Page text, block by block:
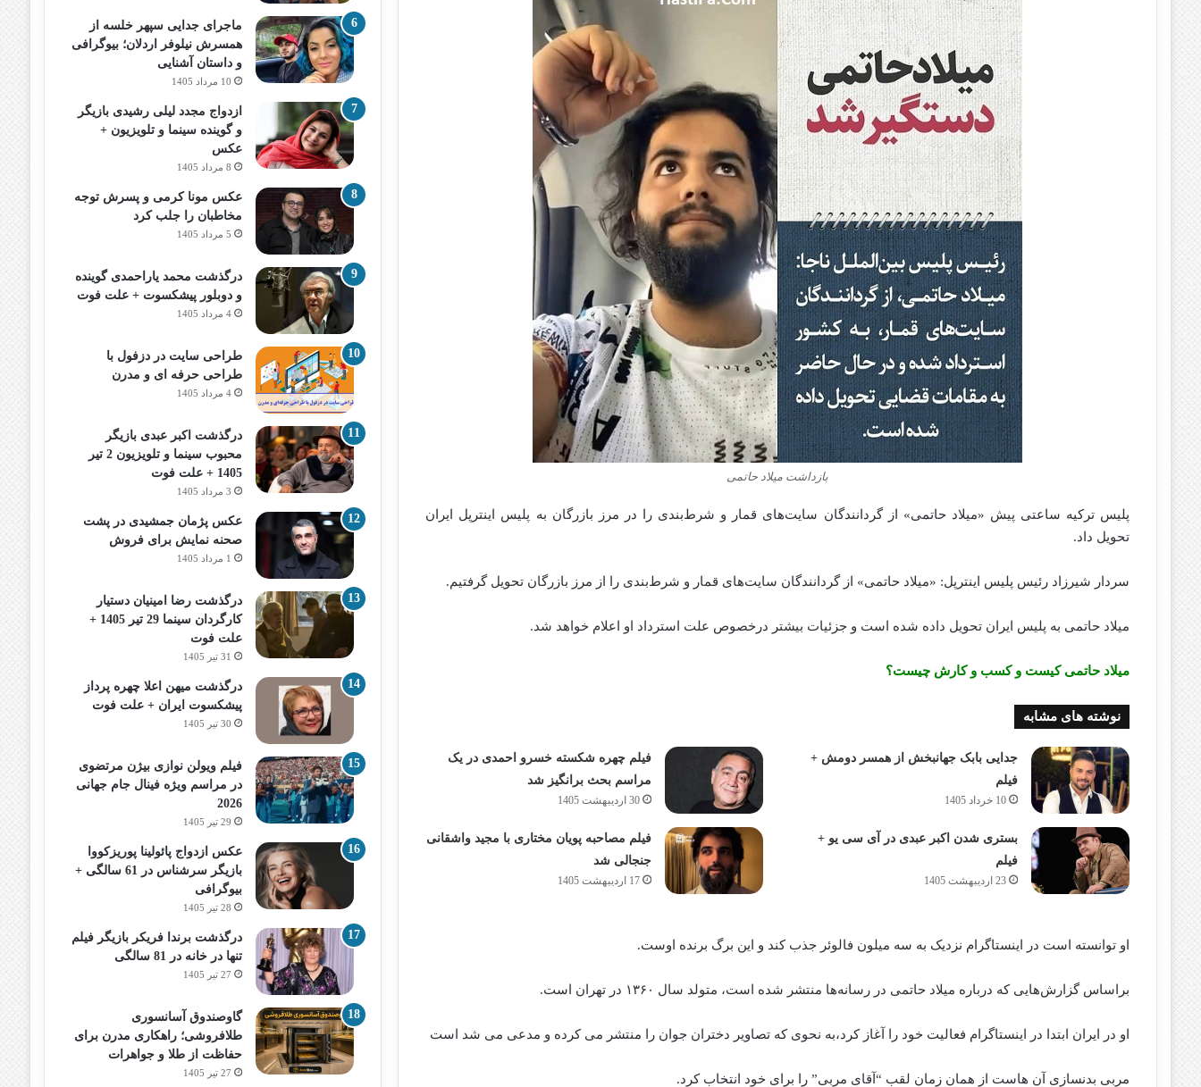
بازداشت میلاد حاتمی
پلیس ترکیه ساعتی پیش «میلاد حاتمی» از گردانندگان سایت‌های قمار و شرط‌بندی را در مرز بازرگان به پلیس اینترپل ایران
تحویل داد.
سردار شیرزاد رئیس پلیس اینترپل: «میلاد حاتمی» از گردانندگان سایت‌های قمار و شرط‌بندی را از مرز بازرگان تحویل گرفتیم.
میلاد حاتمی به پلیس ایران تحویل داده شده است و جزئیات بیشتر درخصوص علت استرداد او اعلام خواهد شد.
میلاد حاتمی کیست و کسب و کارش چیست؟
نوشته های مشابه
جدایی بابک جهانبخش از همسر دومش +
فیلم
10 خرداد 1405
فیلم چهره شکسته خسرو احمدی در یک
مراسم بحث برانگیز شد
30 اردیبهشت 1405
بستری شدن اکبر عبدی در آی سی یو +
فیلم
23 اردیبهشت 1405
فیلم مصاحبه پویان مختاری با مجید واشقانی
جنجالی شد
17 اردیبهشت 1405
او توانسته است در اینستاگرام نزدیک به سه میلون فالوئر جذب کند و این برگ برنده اوست.
براساس گزارش‌هایی که درباره میلاد حاتمی در رسانه‌ها منتشر شده است، متولد سال ۱۳۶۰ در تهران است.
او در ایران ابتدا در اینستاگرام فعالیت خود را آغاز کرد،به نحوی که تصاویر دختران جوان را منتشر می ‌کرده و مدعی می ‌شد است
مربی بدنسازی آن‌ هاست از همان زمان لقب “آقای مربی” را برای خود انتخاب کرد.
ماجرای جدایی سپهر خلسه از
همسرش نیلوفر اردلان؛ بیوگرافی
و داستان آشنایی
10 مرداد 1405
ازدواج مجدد لیلی رشیدی بازیگر
و گوینده سینما و تلویزیون +
عکس
8 مرداد 1405
عکس مونا کرمی و پسرش توجه
مخاطبان را جلب کرد
5 مرداد 1405
درگذشت محمد یاراحمدی گوینده
و دوبلور پیشکسوت + علت فوت
4 مرداد 1405
طراحی سایت در دزفول با
طراحی حرفه‌ ای و مدرن
4 مرداد 1405
درگذشت اکبر عبدی بازیگر
محبوب سینما و تلویزیون 2 تیر
1405 + علت فوت
3 مرداد 1405
عکس پژمان جمشیدی در پشت
صحنه نمایش برای فروش
1 مرداد 1405
درگذشت رضا امینیان دستیار
کارگردان سینما 29 تیر 1405 +
علت فوت
31 تیر 1405
درگذشت میهن اعلا چهره پرداز
پیشکسوت ایران + علت فوت
30 تیر 1405
فیلم ویولن نوازی بیژن مرتضوی
در مراسم ویژه فینال جام جهانی
2026
29 تیر 1405
عکس ازدواج پائولینا پوریزکووا
بازیگر سرشناس در 61 سالگی +
بیوگرافی
28 تیر 1405
درگذشت برندا فریکر بازیگر فیلم
تنها در خانه در 81 سالگی
27 تیر 1405
گاوصندوق آسانسوری
طلافروشی؛ راهکاری مدرن برای
حفاظت از طلا و جواهرات
27 تیر 1405